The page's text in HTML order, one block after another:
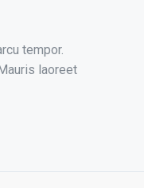
tempor.
laoreet